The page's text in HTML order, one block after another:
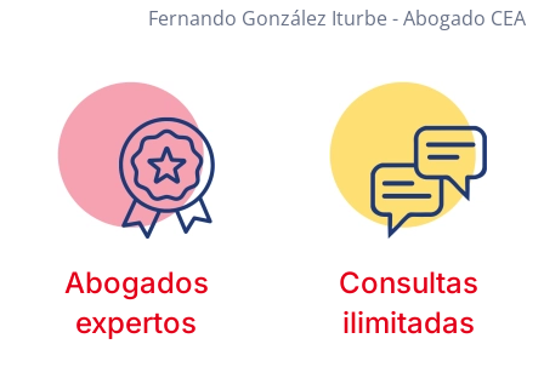
Fernando González Iturbe - Abogado CEA
Abogados
expertos
Consultas
ilimitadas